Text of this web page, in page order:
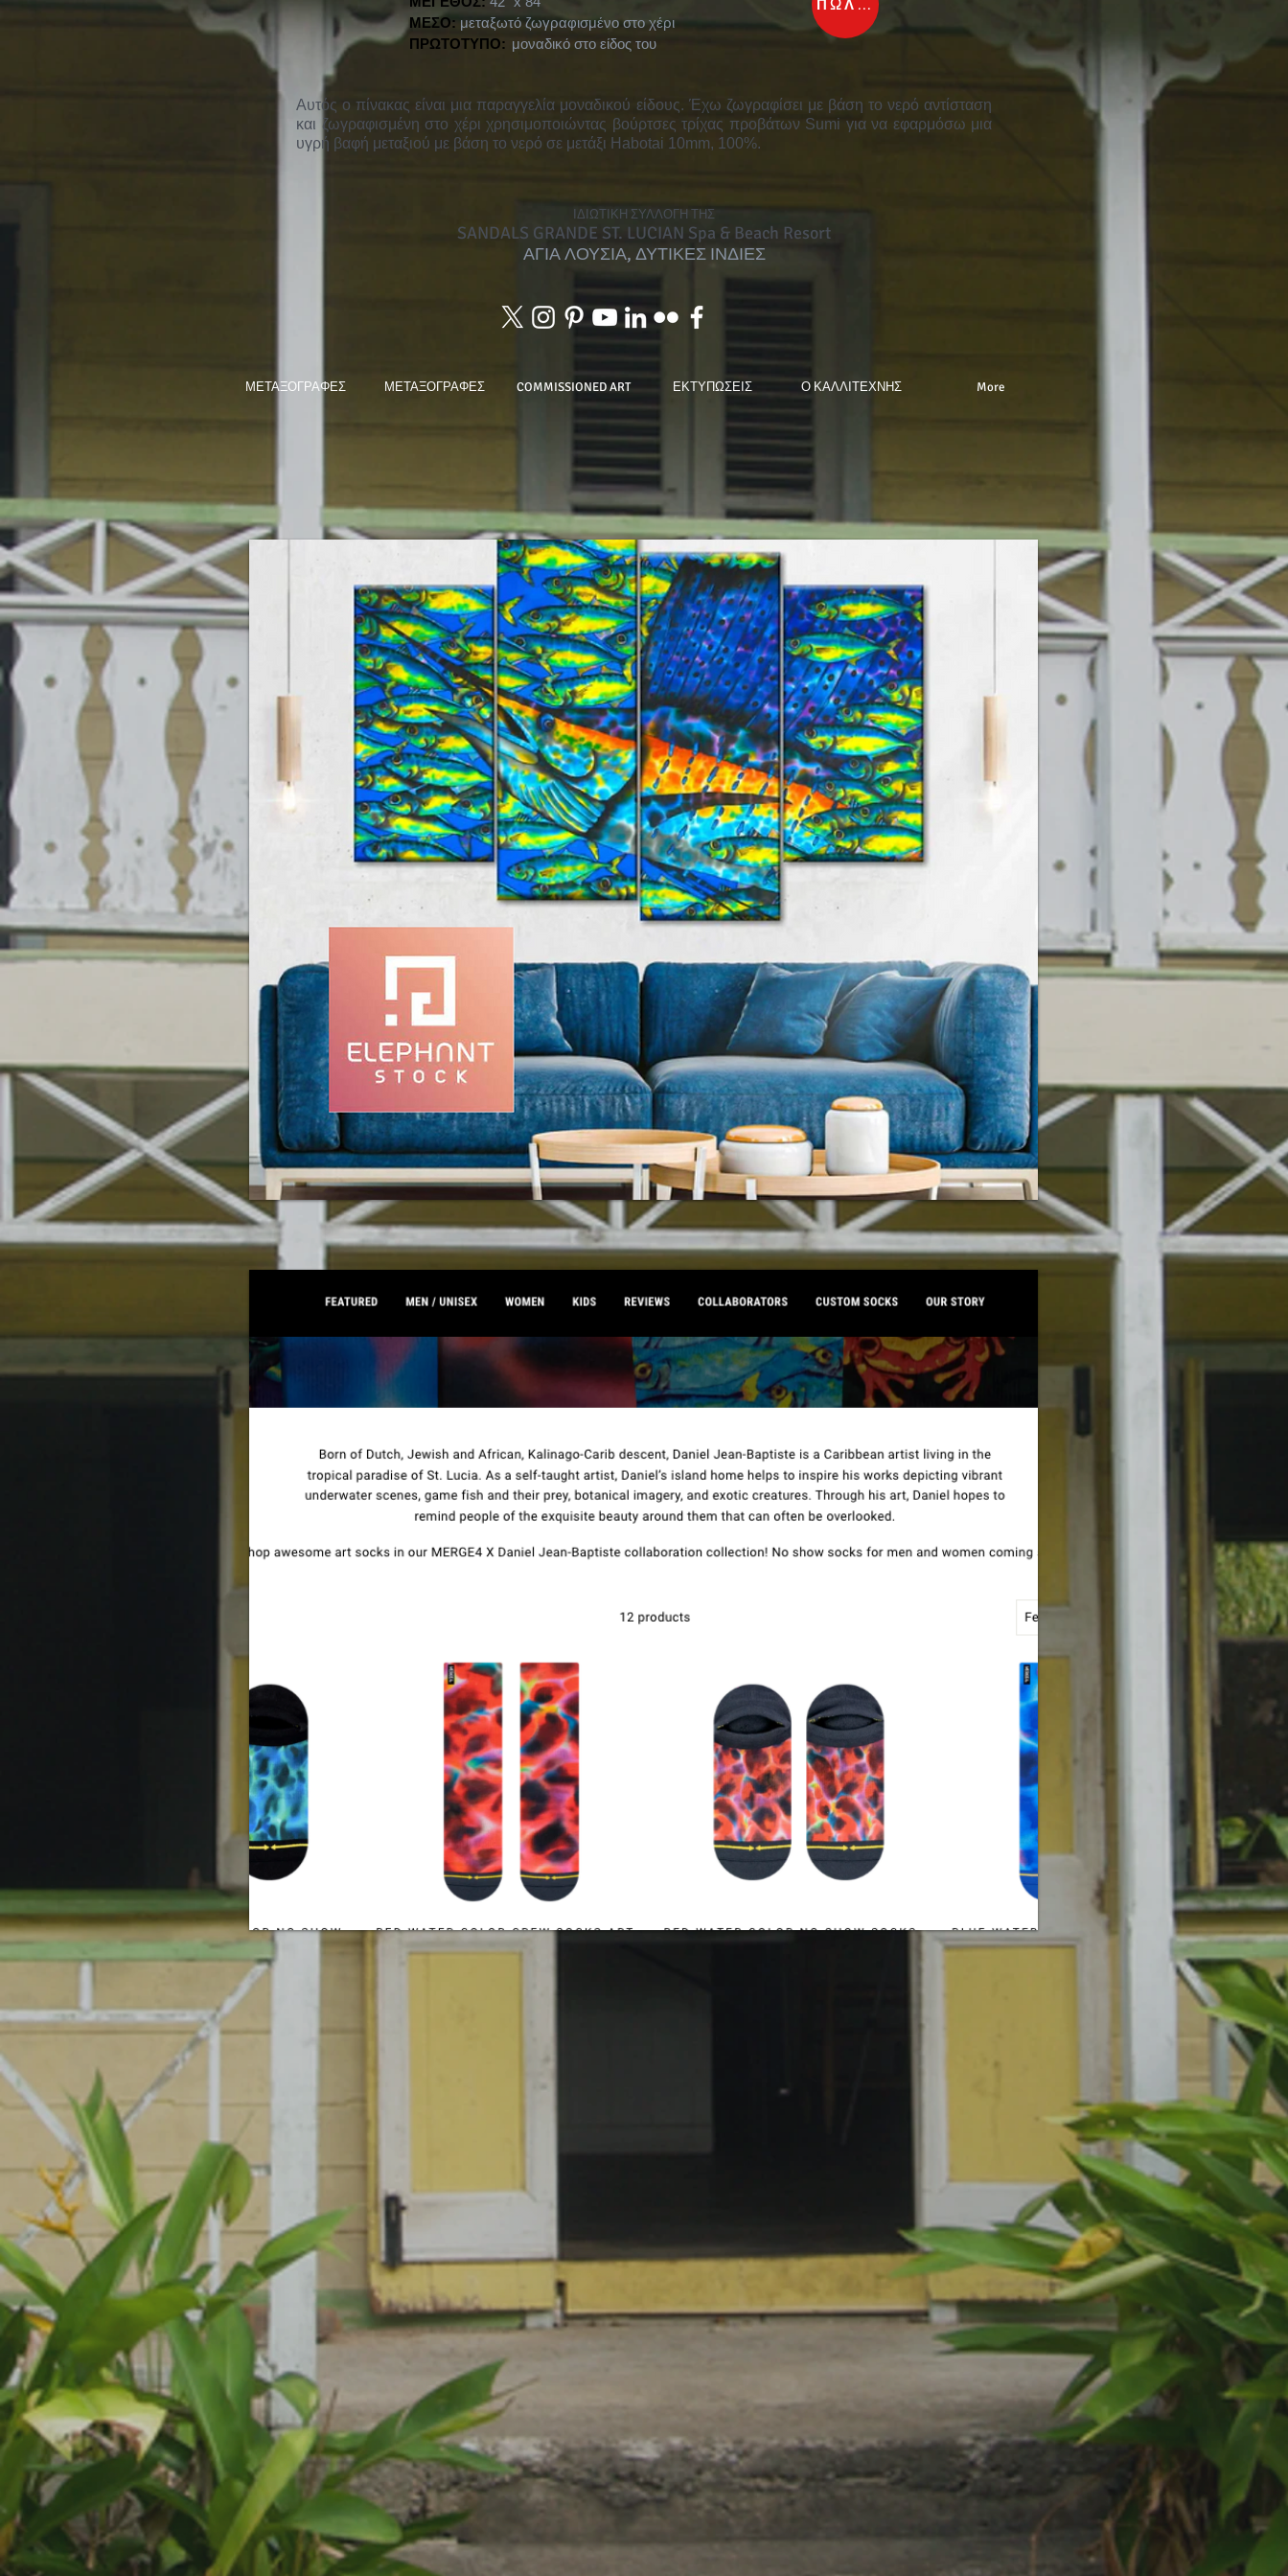
ΜΕΣΟ: μεταξωτό ζωγραφισμένο στο χέρι
ΠΡΩΤΟΤΥΠΟ: μοναδικό στο είδος του
ΠΩΛΗΘΕΙ
Αυτός ο πίνακας είναι μια παραγγελία μοναδικού είδους. Έχω ζωγραφίσει με βάση το νερό αντίσταση
και ζωγραφισμένη στο χέρι χρησιμοποιώντας βούρτσες τρίχας προβάτων Sumi για να εφαρμόσω μια
υγρή βαφή μεταξιού με βάση το νερό σε μετάξι Habotai 10mm, 100%.
ΙΔΙΩΤΙΚΗ ΣΥΛΛΟΓΗ ΤΗΣ
SANDALS GRANDE ST. LUCIAN Spa & Beach Resort
ΑΓΙΑ ΛΟΥΣΙΑ, ΔΥΤΙΚΕΣ ΙΝΔΙΕΣ
ΜΕΤΑΞΟΓΡΑΦΕΣ ΜΕΤΑΞΟΓΡΑΦΕΣ COMMISSIONED ART ΕΚΤΥΠΩΣΕΙΣ Ο ΚΑΛΛΙΤΕΧΝΗΣ More